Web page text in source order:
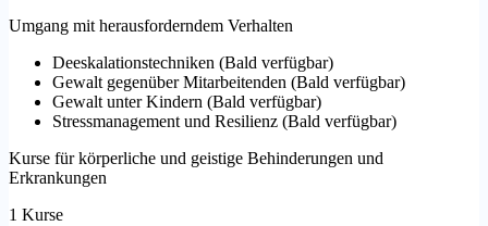
Umgang mit herausforderndem Verhalten
Deeskalationstechniken (Bald verfügbar)
Gewalt gegenüber Mitarbeitenden (Bald verfügbar)
Gewalt unter Kindern (Bald verfügbar)
Stressmanagement und Resilienz (Bald verfügbar)
Kurse für körperliche und geistige Behinderungen und
Erkrankungen
1 Kurse